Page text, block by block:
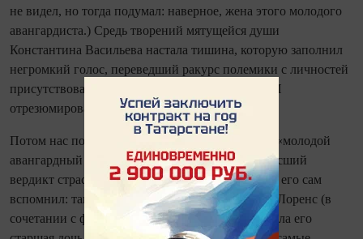
не видел, но тогда подумал: наверное, жена этого молодого
авангардиста.) Средь творений мятущейся души
Константина Васильева настала тишина, которую заполнил
негромкий голос, переведший ракурс полемики с личностей
присутствовавших на сущности философские. И
отрезюмировал суть дискуссии.
Потом нас познакомили, и выяснилось, что тот «молодой
авангардный композитор» и есть сей муж, вынесший
вердикт страстям учёного собрания. Я даже имя его сам
вспомнил: такого в России больше не сыскать - Лоренс (в
сочетании с фамилией-то!), а за роялем тогда была его